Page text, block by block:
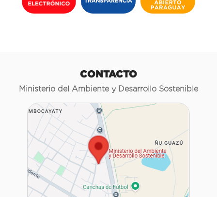
CONTACTO
Ministerio del Ambiente y Desarrollo Sostenible